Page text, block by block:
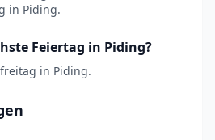
in Piding.
Feiertag in Piding?
in Piding.